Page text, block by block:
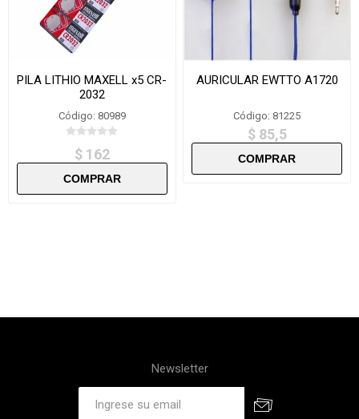
PILA LITHIO MAXELL x5 CR-
2032
Código: 80989
$ 162
AURICULAR EWTTO A1720
Código: 81225
$ 85,5
Newsletter